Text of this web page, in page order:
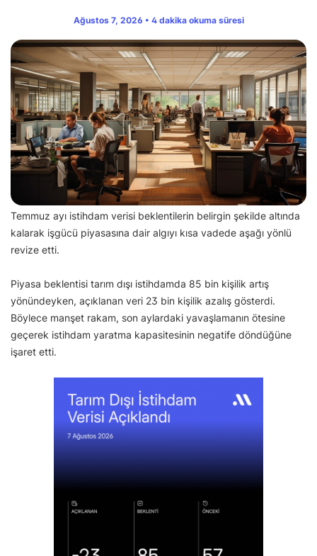
Ağustos 7, 2026 • 4 dakika okuma süresi
Temmuz ayı istihdam verisi beklentilerin belirgin şekilde altında
kalarak işgücü piyasasına dair algıyı kısa vadede aşağı yönlü
revize etti.
Piyasa beklentisi tarım dışı istihdamda 85 bin kişilik artış
yönündeyken, açıklanan veri 23 bin kişilik azalış gösterdi.
Böylece manşet rakam, son aylardaki yavaşlamanın ötesine
geçerek istihdam yaratma kapasitesinin negatife döndüğüne
işaret etti.